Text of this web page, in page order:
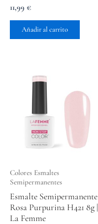
Valorado
con
5.00
de 5
11,99 €
Añadir al carrito
Colores Esmaltes
Semipermanentes
Esmalte Semipermanente
Rosa Purpurina H421 8g |
La Femme